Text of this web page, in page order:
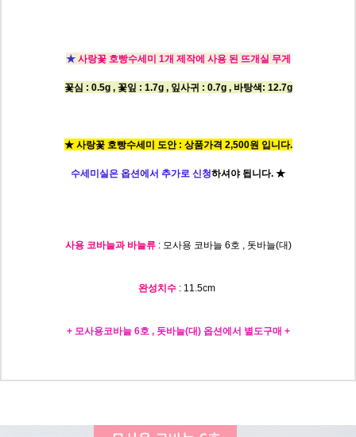
★사랑꽃 호빵수세미 1개 제작에 사용 된 뜨개실 무게
꽃심 : 0.5g , 꽃잎 : 1.7g , 잎사귀 : 0.7g , 바탕색: 12.7g
★ 사랑꽃 호빵수세미 도안 : 상품가격 2,500원 입니다.
수세미실은 옵션에서 추가로 신청하셔야 됩니다. ★
사용 코바늘과 바늘류: 모사용 코바늘 6호 , 돗바늘(대)
완성치수 : 11.5cm
+ 모사용코바늘 6호 , 돗바늘(대) 옵션에서 별도구매 +